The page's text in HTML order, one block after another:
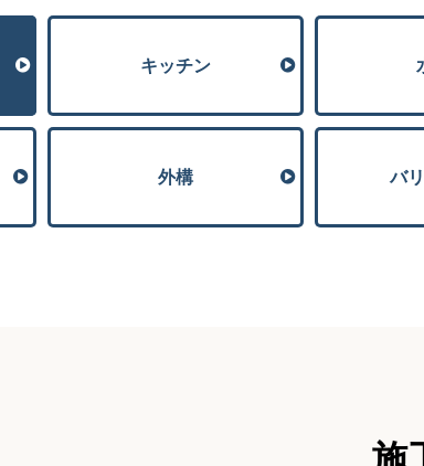
キッチン
外構 バ